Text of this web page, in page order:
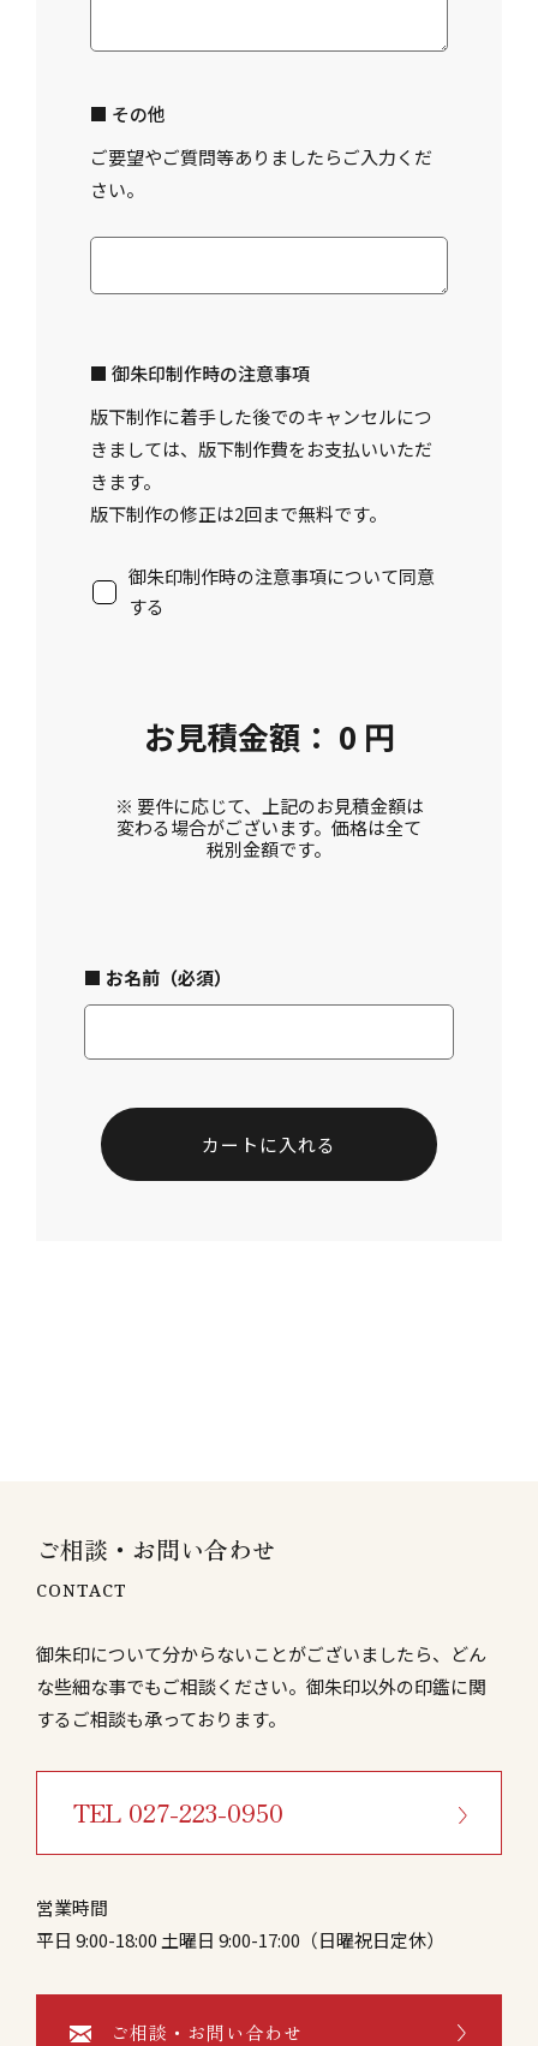
■ その他
ご要望やご質問等ありましたらご入力くだ
さい。
■ 御朱印制作時の注意事項
版下制作に着手した後でのキャンセルにつ
きましては、版下制作費をお支払いいただ
きます。
版下制作の修正は2回まで無料です。
御朱印制作時の注意事項について同意
する
お見積金額 ： 0 円
※ 要件に応じて、上記のお見積金額は
変わる場合がございます。価格は全て
税別金額です。
■ お名前（必須）
ご相談・お問い合わせ
CONTACT
御朱印について分からないことがございましたら、どん
な些細な事でもご相談ください。御朱印以外の印鑑に関
するご相談も承っております。
TEL 027-223-0950
営業時間
平日 9:00-18:00 土曜日 9:00-17:00（日曜祝日定休）
ご相談・お問い合わせ